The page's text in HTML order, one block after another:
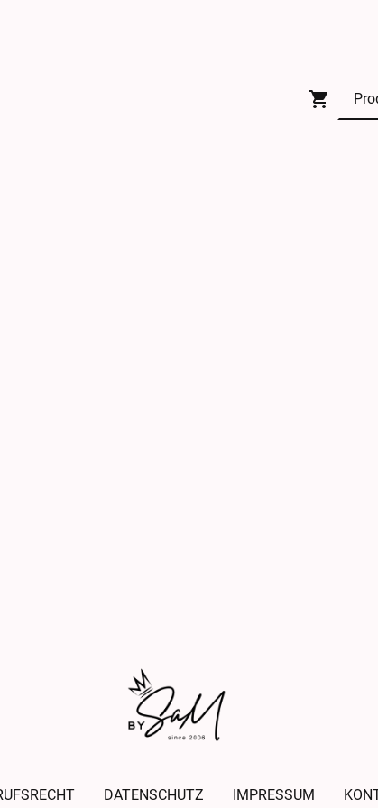
DATENSCHUTZ IMPRESSUM